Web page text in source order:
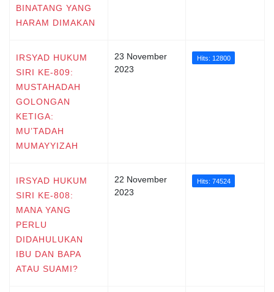
BINATANG YANG
HARAM DIMAKAN
IRSYAD HUKUM
SIRI KE-809:
MUSTAHADAH
GOLONGAN
KETIGA:
MU’TADAH
MUMAYYIZAH
23 November
2023
Hits: 12800
IRSYAD HUKUM
SIRI KE-808:
MANA YANG
PERLU
DIDAHULUKAN
IBU DAN BAPA
ATAU SUAMI?
22 November
2023
Hits: 74524